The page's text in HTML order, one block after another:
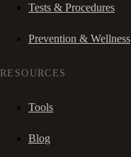
Tests & Procedures
Prevention & Wellness
RESOURCES
Tools
Blog